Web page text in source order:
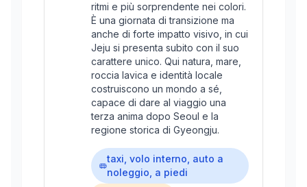
ritmi e più sorprendente nei colori.
È una giornata di transizione ma
anche di forte impatto visivo, in cui
Jeju si presenta subito con il suo
carattere unico. Qui natura, mare,
roccia lavica e identità locale
costruiscono un mondo a sé,
capace di dare al viaggio una
terza anima dopo Seoul e la
regione storica di Gyeongju.
taxi, volo interno, auto a
noleggio, a piedi